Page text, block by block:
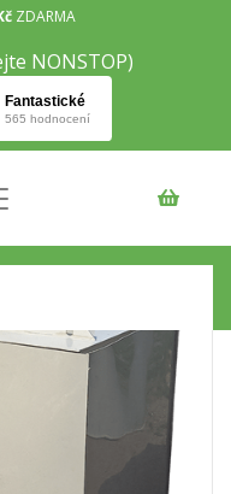
ZDARMA
NONSTOP)
jímka 6m3
hranatá jímka